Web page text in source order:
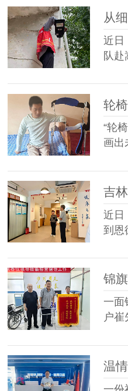
近日
队
“轮
画
近日
到恩
一面
户